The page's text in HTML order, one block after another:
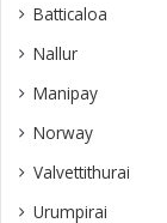
Batticaloa
Nallur
Manipay
Norway
Valvettithurai
Urumpirai